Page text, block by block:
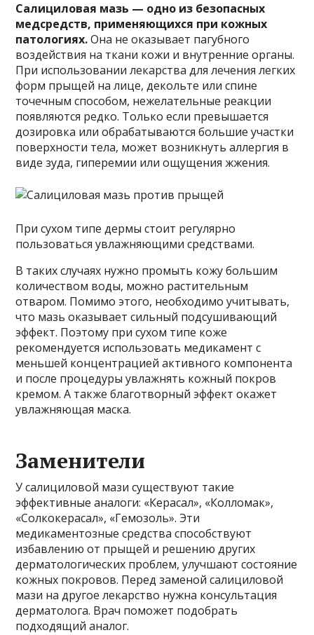
Салициловая мазь — одно из безопасных
медсредств, применяющихся при кожных
патологиях.Она не оказывает пагубного
воздействия на ткани кожи и внутренние органы.
При использовании лекарства для лечения легких
форм прыщей на лице, декольте или спине
точечным способом, нежелательные реакции
появляются редко. Только если превышается
дозировка или обрабатываются большие участки
поверхности тела, может возникнуть аллергия в
виде зуда, гиперемии или ощущения жжения.
При сухом типе дермы стоит регулярно
пользоваться увлажняющими средствами.
В таких случаях нужно промыть кожу большим
количеством воды, можно растительным
отваром. Помимо этого, необходимо учитывать,
что мазь оказывает сильный подсушивающий
эффект. Поэтому при сухом типе коже
рекомендуется использовать медикамент с
меньшей концентрацией активного компонента
и после процедуры увлажнять кожный покров
кремом. А также благотворный эффект окажет
увлажняющая маска.
Заменители
У салициловой мази существуют такие
эффективные аналоги: «Керасал», «Колломак»,
«Солкокерасал», «Гемозоль». Эти
медикаментозные средства способствуют
избавлению от прыщей и решению других
дерматологических проблем, улучшают состояние
кожных покровов. Перед заменой салициловой
мази на другое лекарство нужна консультация
дерматолога. Врач поможет подобрать
подходящий аналог.